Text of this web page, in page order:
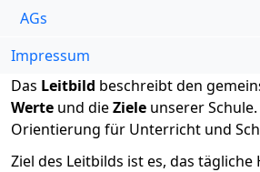
AGs
Impressum
Das Leitbild beschreibt den
Werte und dieZiele unserer
Orientierung für Unterricht und
Ziel des Leitbilds ist es, das tägliche